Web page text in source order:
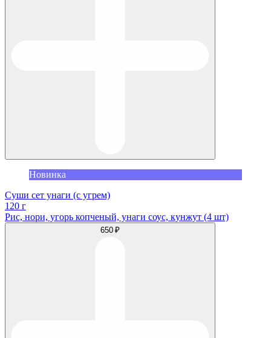
Новинка
Суши сет унаги (с угрем)
120 г
Рис, нори, угорь копченый, унаги соус, кунжут (4 шт)
650 ₽